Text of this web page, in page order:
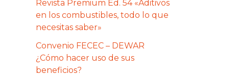
Revista Premium Ed. 54 «Aditivos
en los combustibles, todo lo que
necesitas saber»
Convenio FECEC – DEWAR
¿Cómo hacer uso de sus
beneficios?